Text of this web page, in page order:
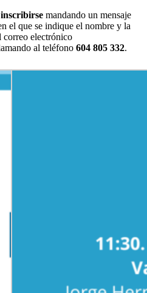
mandando un mensaje
el que se indique el nombre y la
correo electrónico
al teléfono 604 805 332.